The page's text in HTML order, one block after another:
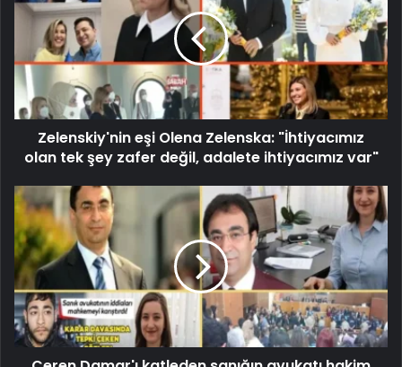
Zelenskiy'nin eşi Olena Zelenska: "İhtiyacımız
olan tek şey zafer değil, adalete ihtiyacımız var"